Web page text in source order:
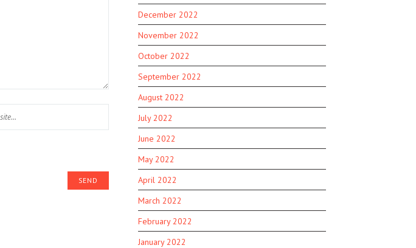
December 2022
November 2022
October 2022
September 2022
August 2022
July 2022
June 2022
May 2022
April 2022
March 2022
February 2022
January 2022